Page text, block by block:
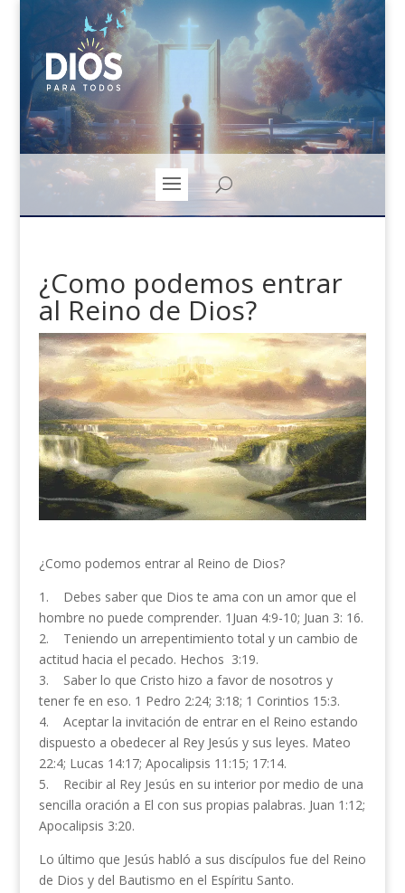
¿Como podemos entrar
al Reino de Dios?
¿Como podemos entrar al Reino de Dios?
1. Debes saber que Dios te ama con un amor que el
hombre no puede comprender. 1Juan 4:9-10; Juan 3: 16.
2. Teniendo un arrepentimiento total y un cambio de
actitud hacia el pecado. Hechos 3:19.
3. Saber lo que Cristo hizo a favor de nosotros y
tener fe en eso. 1 Pedro 2:24; 3:18; 1 Corintios 15:3.
4. Aceptar la invitación de entrar en el Reino estando
dispuesto a obedecer al Rey Jesús y sus leyes. Mateo
22:4; Lucas 14:17; Apocalipsis 11:15; 17:14.
5. Recibir al Rey Jesús en su interior por medio de una
sencilla oración a El con sus propias palabras. Juan 1:12;
Apocalipsis 3:20.
Lo último que Jesús habló a sus discípulos fue del Reino
de Dios y del Bautismo en el Espíritu Santo.